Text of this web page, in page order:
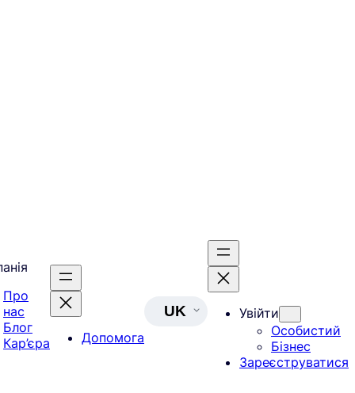
Про
нас
Блог
Кар’єра
Допомога
UK
Увійти
Особистий
Бізнес
Зареєструватися